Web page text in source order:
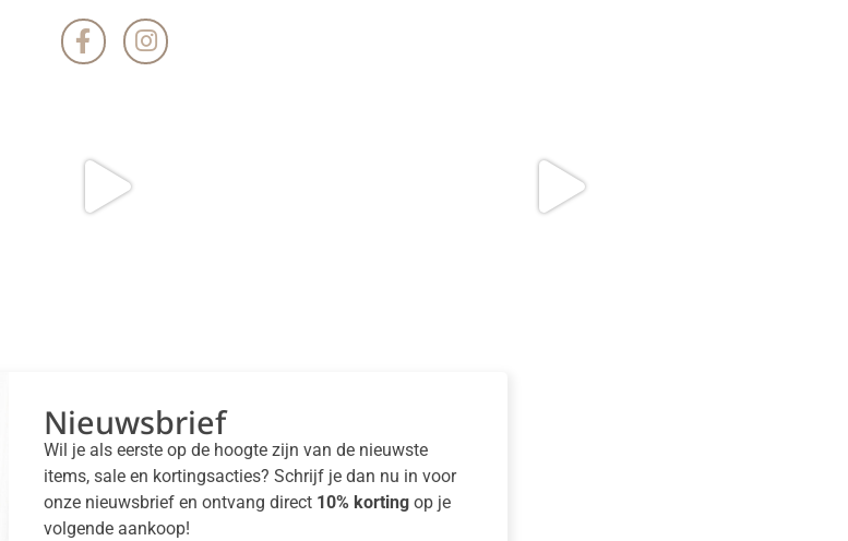
Nieuwsbrief
Wil je als eerste op de hoogte zijn van de nieuwste
items, sale en kortingsacties? Schrijf je dan nu in voor
onze nieuwsbrief en ontvang direct 10% kortingop je
volgende aankoop!